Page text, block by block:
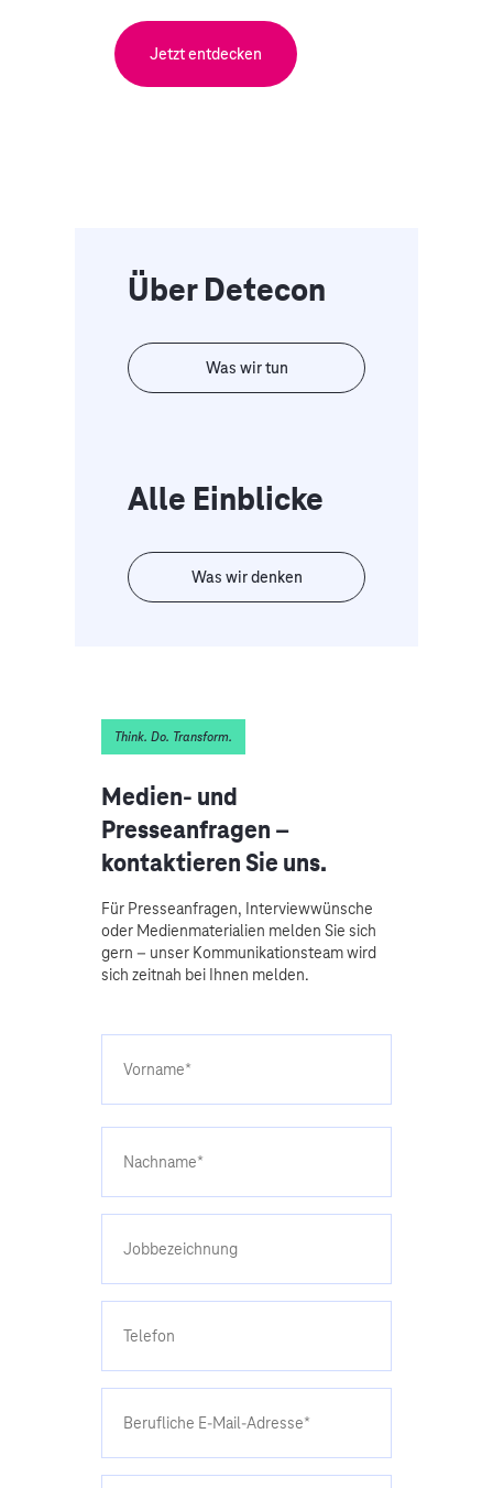
Jetzt entdecken
Über Detecon
Was wir tun
Alle Einblicke
Was wir denken
Think. Do. Transform.
Medien- und
Presseanfragen –
kontaktieren Sie uns.
Für Presseanfragen, Interviewwünsche
oder Medienmaterialien melden Sie sich
gern – unser Kommunikationsteam wird
sich zeitnah bei Ihnen melden.